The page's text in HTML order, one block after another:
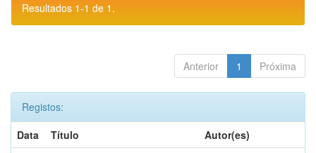
Resultados 1-1 de 1.
Anterior 1 Próxima
Registos:
Data
Título
Autor(es)